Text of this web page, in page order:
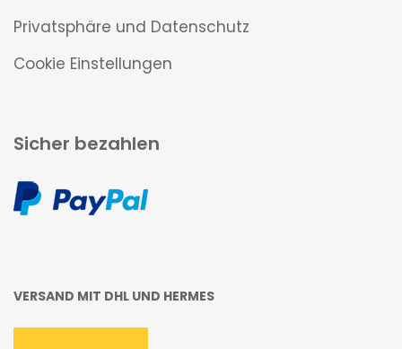
Privatsphäre und Datenschutz
Cookie Einstellungen
Sicher bezahlen
VERSAND MIT DHL UND HERMES